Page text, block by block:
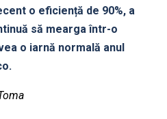
o eficiență de 90%, a
să mearga într-o
o iarnă normală anul